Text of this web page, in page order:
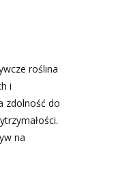
roślina
i
zdolność do
na